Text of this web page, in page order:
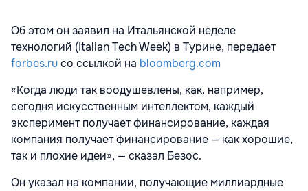
Об этом он заявил на Итальянской неделе
технологий (Italian Tech Week) в Турине, передает
forbes.ruсо ссылкой на bloomberg.com
«Когда люди так воодушевлены, как, например,
сегодня искусственным интеллектом, каждый
эксперимент получает финансирование, каждая
компания получает финансирование — как хорошие,
так и плохие идеи», — сказал Безос.
Он указал на компании, получающие миллиардные